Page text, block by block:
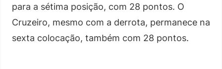
para a sétima posição, com 28 pontos. O
Cruzeiro, mesmo com a derrota, permanece na
sexta colocação, também com 28 pontos.